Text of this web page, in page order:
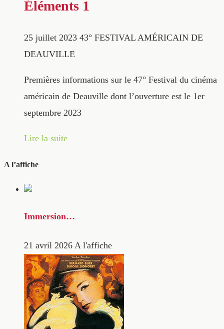
Éléments 1
25 juillet 2023 43° FESTIVAL AMÉRICAIN DE
DEAUVILLE
Premières informations sur le 47° Festival du cinéma
américain de Deauville dont l’ouverture est le 1er
septembre 2023
Lire la suite
A l’affiche
Immersion…
21 avril 2026 A l'affiche